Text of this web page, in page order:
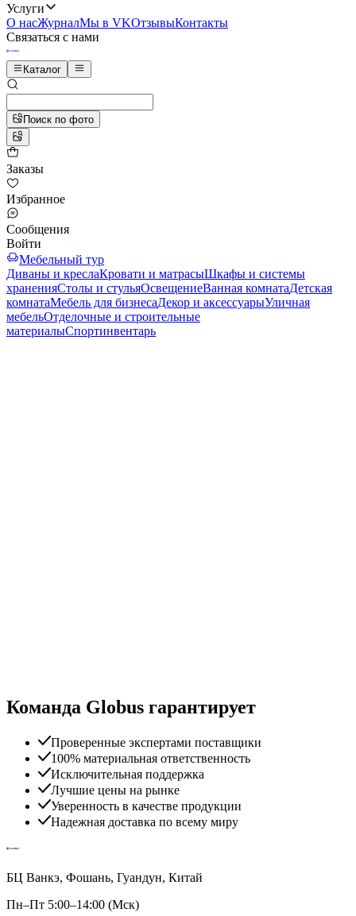
Услуги
О насЖурналМы в VKОтзывыКонтакты
Связаться с нами
Каталог
Поиск по фото
Заказы
Избранное
Сообщения
Войти
Мебельный тур
Диваны и креслаКровати и матрасыШкафы и системы
храненияСтолы и стульяОсвещениеВанная комнатаДетская
комнатаМебель для бизнесаДекор и аксессуарыУличная
мебельОтделочные и строительные
материалыСпортинвентарь
Команда Globus гарантирует
Проверенные экспертами поставщики
100% материальная ответственность
Исключительная поддержка
Лучшие цены на рынке
Уверенность в качестве продукции
Надежная доставка по всему миру
БЦ Ванкэ, Фошань, Гуандун, Китай
Пн–Пт 5:00–14:00 (Мск)